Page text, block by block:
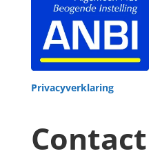
Privacyverklaring
Contact